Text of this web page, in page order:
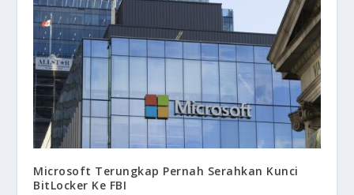
Microsoft Terungkap Pernah Serahkan Kunci
BitLocker Ke FBI